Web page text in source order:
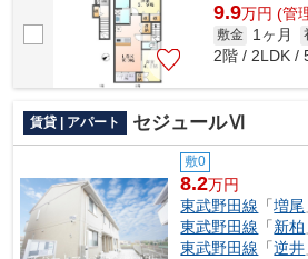
9.9万円 (管
敷金 1ヶ月
2階 / 2LDK /
賃貸 | アパート セジュールⅥ
敷0
8.2万円
東武野田線 「増尾
東武野田線 「新柏
東武野田線 「逆井